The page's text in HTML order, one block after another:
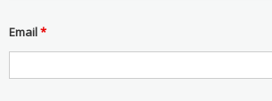
Email*